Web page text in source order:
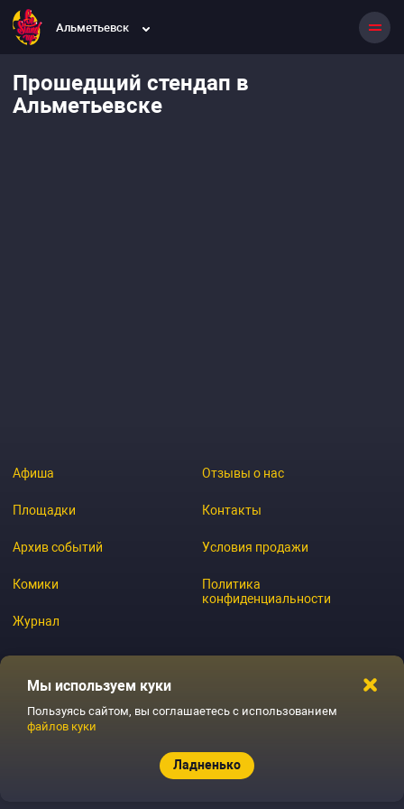
Альметьевск
Прошедщий стендап в
Альметьевске
Афиша
Площадки
Архив событий
Комики
Журнал
Отзывы о нас
Контакты
Условия продажи
Политика
конфиденциальности
Мы используем куки
Пользуясь сайтом, вы соглашаетесь с использованием
файлов куки
Ладненько